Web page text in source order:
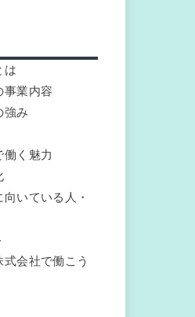
は
事業内容
強み
働く魅力
いている人・
会社で働こう